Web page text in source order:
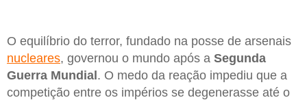
O equilíbrio do terror, fundado na posse de arsenais
nucleares, governou o mundo após a Segunda
Guerra Mundial. O medo da reação impediu que a
competição entre os impérios se degenerasse até o